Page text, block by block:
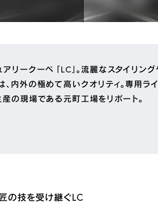
リークーペ 「LC」。流麗なスタイリン
内外の極めて高いクオリティ。専用ラ
の現場である元町工場をリポート。
の技を受け継ぐLC